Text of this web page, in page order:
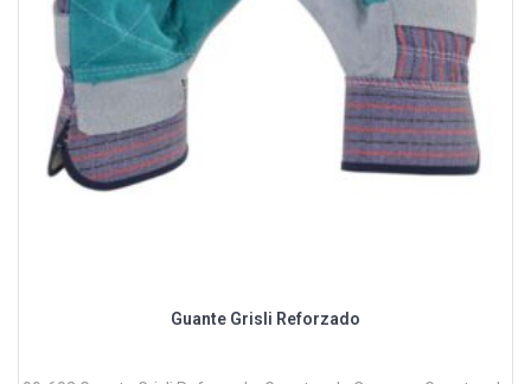
Guante Grisli Reforzado